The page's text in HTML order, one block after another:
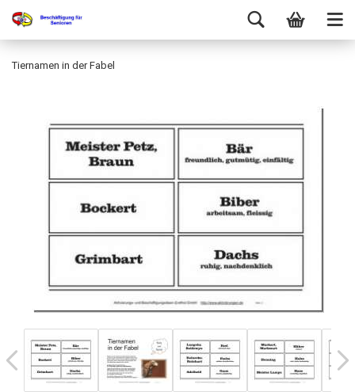
Tiernamen in der Fabel